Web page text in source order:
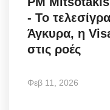
Σεβασμιώτατος
Cost Of Living Crisis
Opinion + Analysis
- Το
Άγκυρα, η
στις ροές
Φεβ 11, 2026